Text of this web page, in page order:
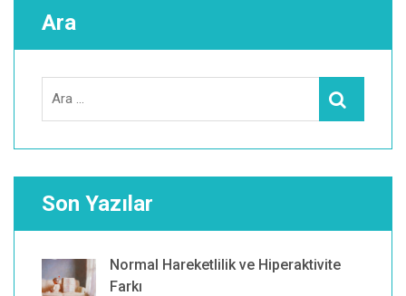
Ara
Ara
Son Yazılar
Normal Hareketlilik ve Hiperaktivite
Farkı